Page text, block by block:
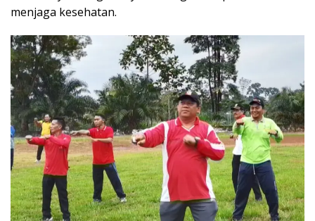
menjaga kesehatan.